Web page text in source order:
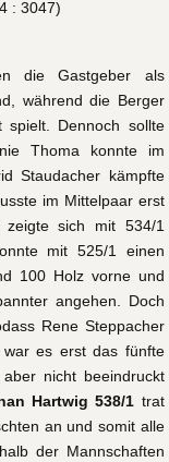
: 3047)
die Gastgeber als
während die Berger
spielt. Dennoch sollte
Thoma konnte im
Staudacher kämpfte
im Mittelpaar erst
zeigte sich mit 534/1
mit 525/1 einen
100 Holz vorne und
angehen. Doch
Rene Steppacher
es erst das fünfte
nicht beeindruckt
Hartwig 538/1 trat
an und somit alle
der Mannschaften